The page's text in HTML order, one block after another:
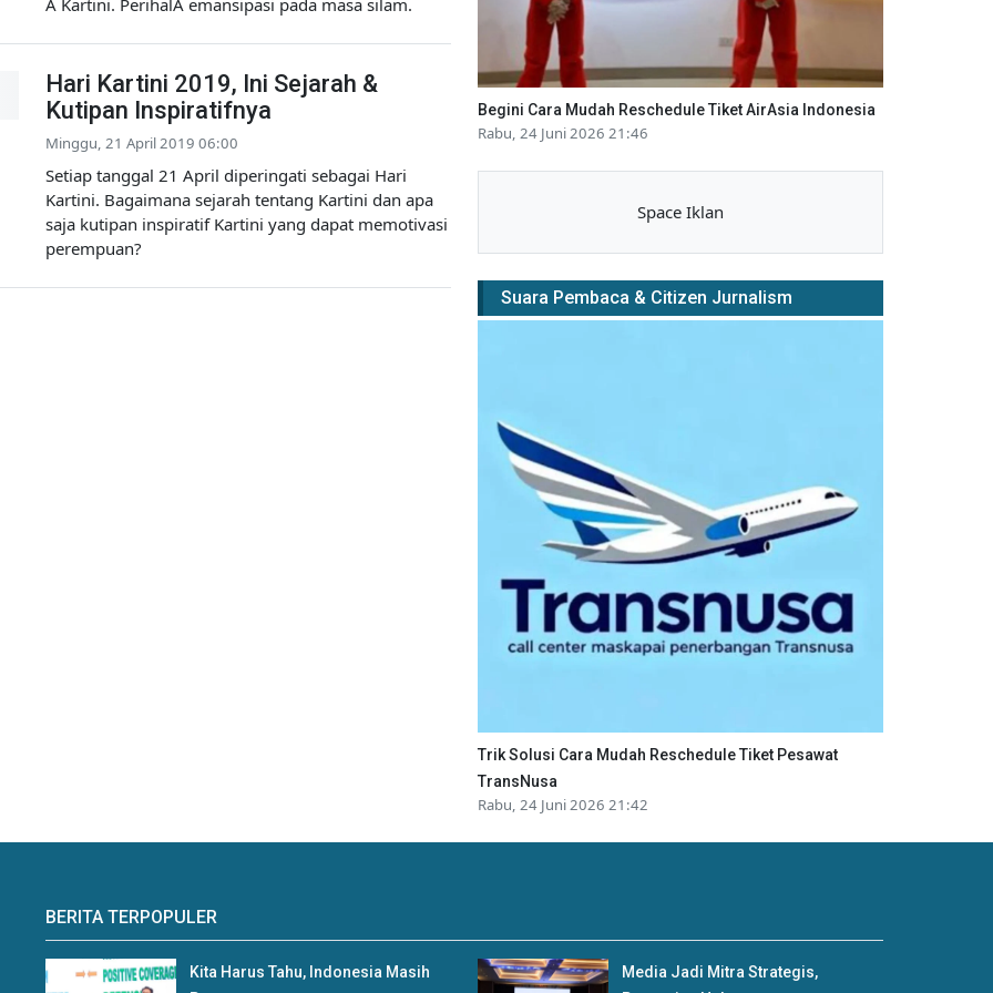
Â Kartini. PerihalÂ emansipasi pada masa silam.
Hari Kartini 2019, Ini Sejarah &
Kutipan Inspiratifnya
Minggu, 21 April 2019 06:00
Setiap tanggal 21 April diperingati sebagai Hari
Kartini. Bagaimana sejarah tentang Kartini dan apa
saja kutipan inspiratif Kartini yang dapat memotivasi
perempuan?
Begini Cara Mudah Reschedule Tiket AirAsia Indonesia
Rabu, 24 Juni 2026 21:46
Space Iklan
Suara Pembaca & Citizen Jurnalism
Trik Solusi Cara Mudah Reschedule Tiket Pesawat
TransNusa
Rabu, 24 Juni 2026 21:42
BERITA TERPOPULER
Kita Harus Tahu, Indonesia Masih
Media Jadi Mitra Strategis,